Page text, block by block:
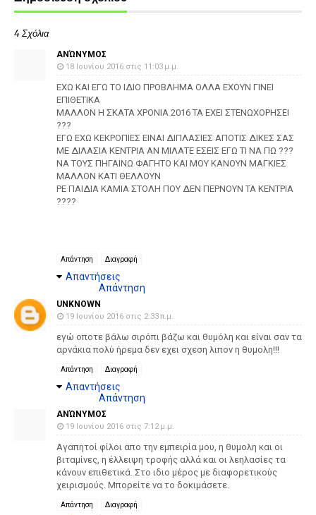
4 Σχόλια
ΑΝΏΝΥΜΟΣ
18 Ιουνίου 2016 στις 11:03 μ.μ.
ΕΧΩ ΚΑΙ ΕΓΩ ΤΟ ΙΔΙΟ ΠΡΟΒΛΗΜΑ ΟΛΛΑ ΕΧΟΥΝ ΓΙΝΕΙ
ΕΠΙΘΕΤΙΚΑ
ΜΑΛΛΟΝ Η ΣΚΑΤΑ ΧΡΟΝΙΑ 2016 ΤΑ ΕΧΕΙ ΣΤΕΝΩΧΟΡΗΣΕΙ
???
ΕΓΩ ΕΧΩ ΚΕΚΡΟΠΙΕΣ ΕΙΝΑΙ ΔΙΠΛΑΣΙΕΣ ΑΠΟΤΙΣ ΔΙΚΕΣ ΣΑΣ
ΜΕ ΔΙΛΑΣΙΑ ΚΕΝΤΡΙΑ ΑΝ ΜΙΛΑΤΕ ΕΣΕΙΣ ΕΓΩ ΤΙ ΝΑ ΠΩ ???
ΝΑ ΤΟΥΣ ΠΗΓΑΙΝΩ ΦΑΓΗΤΟ ΚΑΙ ΜΟΥ ΚΑΝΟΥΝ ΜΑΓΚΙΕΣ
ΜΑΛΛΟΝ ΚΑΤΙ ΘΕΛΛΟΥΝ
ΡΕ ΠΑΙΔΙΑ ΚΑΜΙΑ ΣΤΟΛΗ ΠΟΥ ΔΕΝ ΠΕΡΝΟΥΝ ΤΑ ΚΕΝΤΡΙΑ
????
Απάντηση Διαγραφή
Απαντήσεις
Απάντηση
UNKNOWN
19 Ιουνίου 2016 στις 2:33 π.μ.
εγώ οποτε βάλω σιρόπι βάζω και θυμόλη και είναι σαν τα
αρνάκια πολύ ήρεμα δεν εχει σχεση λιπον η θυμολη!!!
Απάντηση Διαγραφή
Απαντήσεις
Απάντηση
ΑΝΏΝΥΜΟΣ
19 Ιουνίου 2016 στις 7:12 μ.μ.
Αγαπητοί φίλοι απο την εμπειρία μου, η θυμολη και οι
βιταμίνες, η έλλειψη τροφής αλλά και οι λεηλασίες τα
κάνουν επιθετικά. Στο ιδιο μέρος με διαφορετικούς
χειρισμούς. Μπορείτε να το δοκιμάσετε.
Απάντηση Διαγραφή